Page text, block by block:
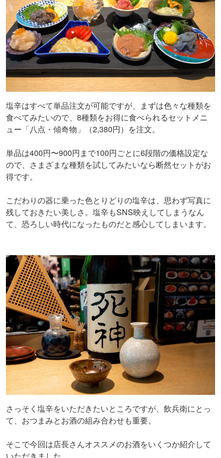
塩辛はすべて単品注文が可能ですが、まずは色々な種類を
食べてみたいので、8種類をお得に食べられるセットメニ
ュー「八点・傾奇物」（2,380円）を注文。
単品は400円〜900円まで100円ごとに6段階の価格設定な
ので、さまざまな種類を試してみたいなら断然セットがお
得です。
こだわりの器に乗った色とりどりの塩辛は、思わず写真に
残しておきたい美しさ。塩辛もSNS映えしてしまうなん
て、恐ろしい時代になったものだと感心してしまいます。
さっそく塩辛をいただきたいところですが、飲兵衛にとっ
て、おつまみとお酒の組み合わせも重要。
そこで今回は店長さんオススメのお酒をいくつか紹介して
いただきました。